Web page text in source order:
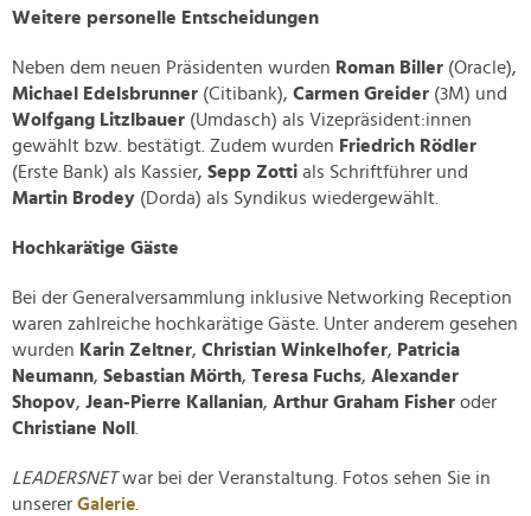
Weitere personelle Entscheidungen
Neben dem neuen Präsidenten wurden Roman Biller (Oracle),
Michael Edelsbrunner (Citibank), Carmen Greider (3M) und
Wolfgang Litzlbauer (Umdasch) als Vizepräsident:innen
gewählt bzw. bestätigt. Zudem wurden Friedrich Rödler
(Erste Bank) als Kassier, Sepp Zotti als Schriftführer und
Martin Brodey (Dorda) als Syndikus wiedergewählt.
Hochkarätige Gäste
Bei der Generalversammlung inklusive Networking Reception
waren zahlreiche hochkarätige Gäste. Unter anderem gesehen
wurden Karin Zeltner, Christian Winkelhofer, Patricia
Neumann, Sebastian Mörth, Teresa Fuchs, Alexander
Shopov, Jean-Pierre Kallanian, Arthur Graham Fisher oder
Christiane Noll
LEADERSNETwar bei der Veranstaltung. Fotos sehen Sie in
unserer Galerie